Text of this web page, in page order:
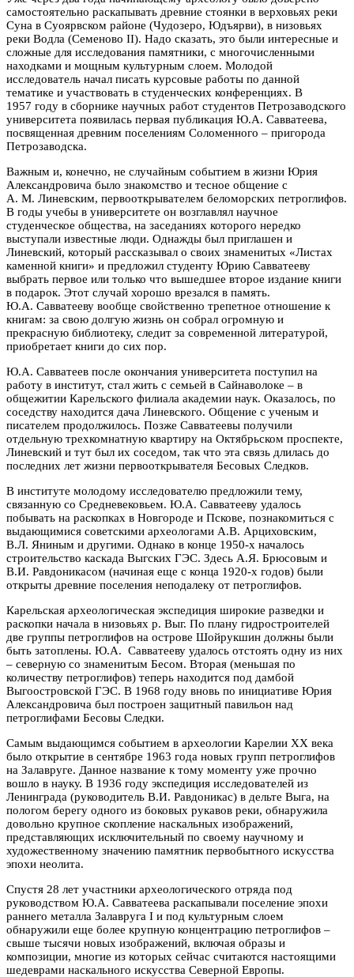
самостоятельно раскапывать древние стоянки в верховьях реки
Суна в Суоярвском районе (Чудозеро, Юдъярви), в низовьях
реки Водла (Семеново II). Надо сказать, это были интересные и
сложные для исследования памятники, с многочисленными
находками и мощным культурным слоем. Молодой
исследователь начал писать курсовые работы по данной
тематике и участвовать в студенческих конференциях. В
1957 году в сборнике научных работ студентов Петрозаводского
университета появилась первая публикация Ю.А. Савватеева,
посвященная древним поселениям Соломенного – пригорода
Петрозаводска.
Важным и, конечно, не случайным событием в жизни Юрия
Александровича было знакомство и тесное общение с
А. М. Линевским, первооткрывателем беломорских петроглифов.
В годы учебы в университете он возглавлял научное
студенческое общества, на заседаниях которого нередко
выступали известные люди. Однажды был приглашен и
Линевский, который рассказывал о своих знаменитых «Листах
каменной книги» и предложил студенту Юрию Савватееву
выбрать первое или только что вышедшее второе издание книги
в подарок. Этот случай хорошо врезался в память.
Ю.А. Савватееву вообще свойственно трепетное отношение к
книгам: за свою долгую жизнь он собрал огромную и
прекрасную библиотеку, следит за современной литературой,
приобретает книги до сих пор.
Ю.А. Савватеев после окончания университета поступил на
работу в институт, стал жить с семьей в Сайнаволоке – в
общежитии Карельского филиала академии наук. Оказалось, по
соседству находится дача Линевского. Общение с ученым и
писателем продолжилось. Позже Савватеевы получили
отдельную трехкомнатную квартиру на Октябрьском проспекте,
Линевский и тут был их соседом, так что эта связь длилась до
последних лет жизни первооткрывателя Бесовых Следков.
В институте молодому исследователю предложили тему,
связанную со Средневековьем. Ю.А. Савватееву удалось
побывать на раскопках в Новгороде и Пскове, познакомиться с
выдающимися советскими археологами А.В. Арциховским,
В.Л. Яниным и другими. Однако в конце 1950-х началось
строительство каскада Выгских ГЭС. Здесь А.Я. Брюсовым и
В.И. Равдоникасом (начиная еще с конца 1920-х годов) были
открыты древние поселения неподалеку от петроглифов.
Карельская археологическая экспедиция широкие разведки и
раскопки начала в низовьях р. Выг. По плану гидростроителей
две группы петроглифов на острове Шойрукшин должны были
быть затоплены. Ю.А. Савватееву удалось отстоять одну из них
– северную со знаменитым Бесом. Вторая (меньшая по
количеству петроглифов) теперь находится под дамбой
Выгоостровской ГЭС. В 1968 году вновь по инициативе Юрия
Александровича был построен защитный павильон над
петроглифами Бесовы Следки.
Самым выдающимся событием в археологии Карелии XX века
было открытие в сентябре 1963 года новых групп петроглифов
на Залавруге. Данное название к тому моменту уже прочно
вошло в науку. В 1936 году экспедиция исследователей из
Ленинграда (руководитель В.И. Равдоникас) в дельте Выга, на
пологом берегу одного из боковых рукавов реки, обнаружила
довольно крупное скопление наскальных изображений,
представляющих исключительный по своему научному и
художественному значению памятник первобытного искусства
эпохи неолита.
Спустя 28 лет участники археологического отряда под
руководством Ю.А. Савватеева раскапывали поселение эпохи
раннего металла Залавруга I и под культурным слоем
обнаружили еще более крупную концентрацию петроглифов –
свыше тысячи новых изображений, включая образы и
композиции, многие из которых сейчас считаются настоящими
шедеврами наскального искусства Северной Европы.